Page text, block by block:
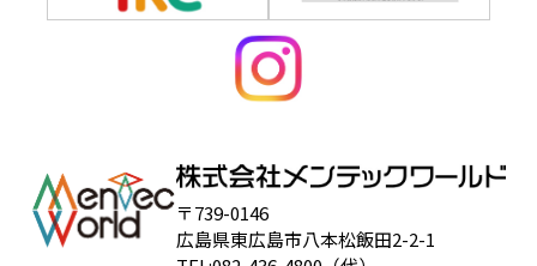
〒739-0146
広島県東広島市八本松飯田2-2-1